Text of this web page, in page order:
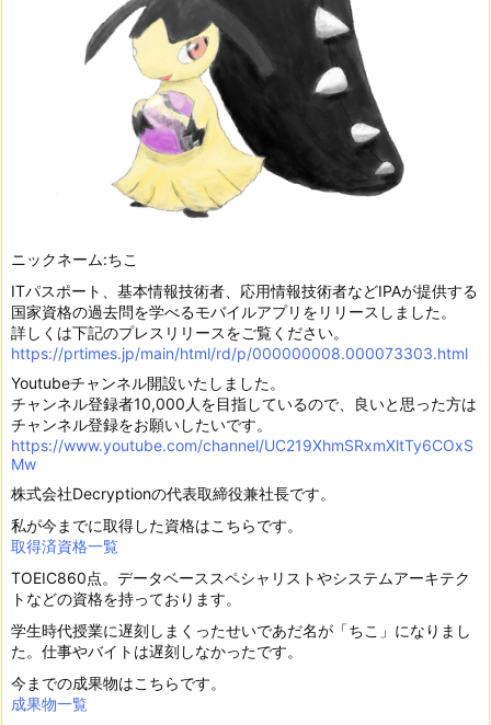
ニックネーム:ちこ
ITパスポート、基本情報技術者、応用情報技術者などIPAが提供する
国家資格の過去問を学べるモバイルアプリをリリースしました。
詳しくは下記のプレスリリースをご覧ください。
https://prtimes.jp/main/html/rd/p/000000008.000073303.html
Youtubeチャンネル開設いたしました。
チャンネル登録者10,000人を目指しているので、良いと思った方は
チャンネル登録をお願いしたいです。
https://www.youtube.com/channel/UC219XhmSRxmXltTy6COxS
Mw
株式会社Decryptionの代表取締役兼社長です。
私が今までに取得した資格はこちらです。
取得済資格一覧
TOEIC860点。データベーススペシャリストやシステムアーキテク
トなどの資格を持っております。
学生時代授業に遅刻しまくったせいであだ名が「ちこ」になりまし
た。仕事やバイトは遅刻しなかったです。
今までの成果物はこちらです。
成果物一覧